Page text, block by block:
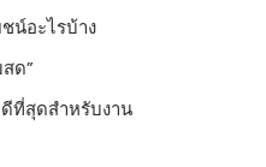
น์อะไรบ้าง
ด”
ที่สุดสำหรับงาน